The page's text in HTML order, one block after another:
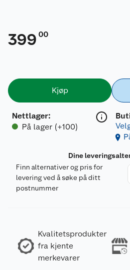
399 00
Kjøp
Nettlager:
På lager (+100)
Dine
Finn alternativer og pris for
levering ved å søke på ditt
postnummer
Kvalitetsprodukter
fra kjente
merkevarer